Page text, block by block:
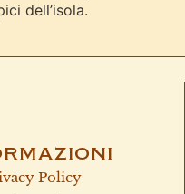
dell’isola.
Policy